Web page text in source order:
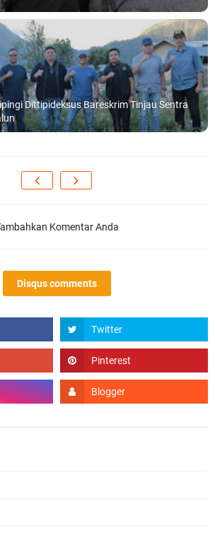
Dittipideksus Bareskrim Tinjau Sentra
Komentar Anda
Disqus comments